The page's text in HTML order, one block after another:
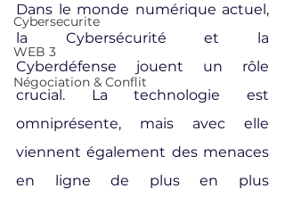
Cybersecurite
WEB 3
Négociation & Conflit
Dans le monde numérique actuel,
la Cybersécurité et la
Cyberdéfense jouent un rôle
crucial. La technologie est
omniprésente, mais avec elle
viennent également des menaces
en ligne de plus en plus